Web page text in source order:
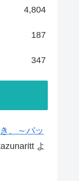
4,804
187
347
、～バッ
よ